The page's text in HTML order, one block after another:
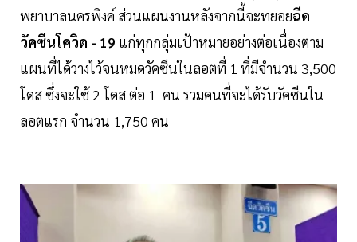
พยาบาลนครพิงค์ ส่วนแผนงานหลังจากนี้จะทยอยฉีด
วัคซีนโควิด - 19 แก่ทุกกลุ่มเป้าหมายอย่างต่อเนื่องตาม
แผนที่ได้วางไว้จนหมดวัคซีนในลอตที่ 1 ที่มีจำนวน 3,500
โดส ซึ่งจะใช้ 2 โดส ต่อ 1 คน รวมคนที่จะได้รับวัคซีนใน
ลอตแรก จำนวน 1,750 คน